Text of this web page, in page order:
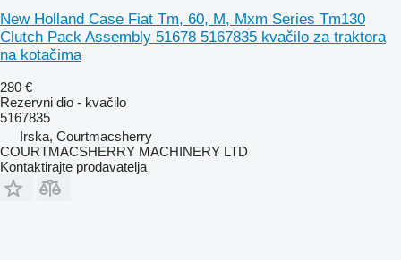
New Holland Case Fiat Tm, 60, M, Mxm Series Tm130
Clutch Pack Assembly 51678 5167835 kvačilo za traktora
na kotačima
280 €
Rezervni dio - kvačilo
5167835
Irska, Courtmacsherry
COURTMACSHERRY MACHINERY LTD
Kontaktirajte prodavatelja